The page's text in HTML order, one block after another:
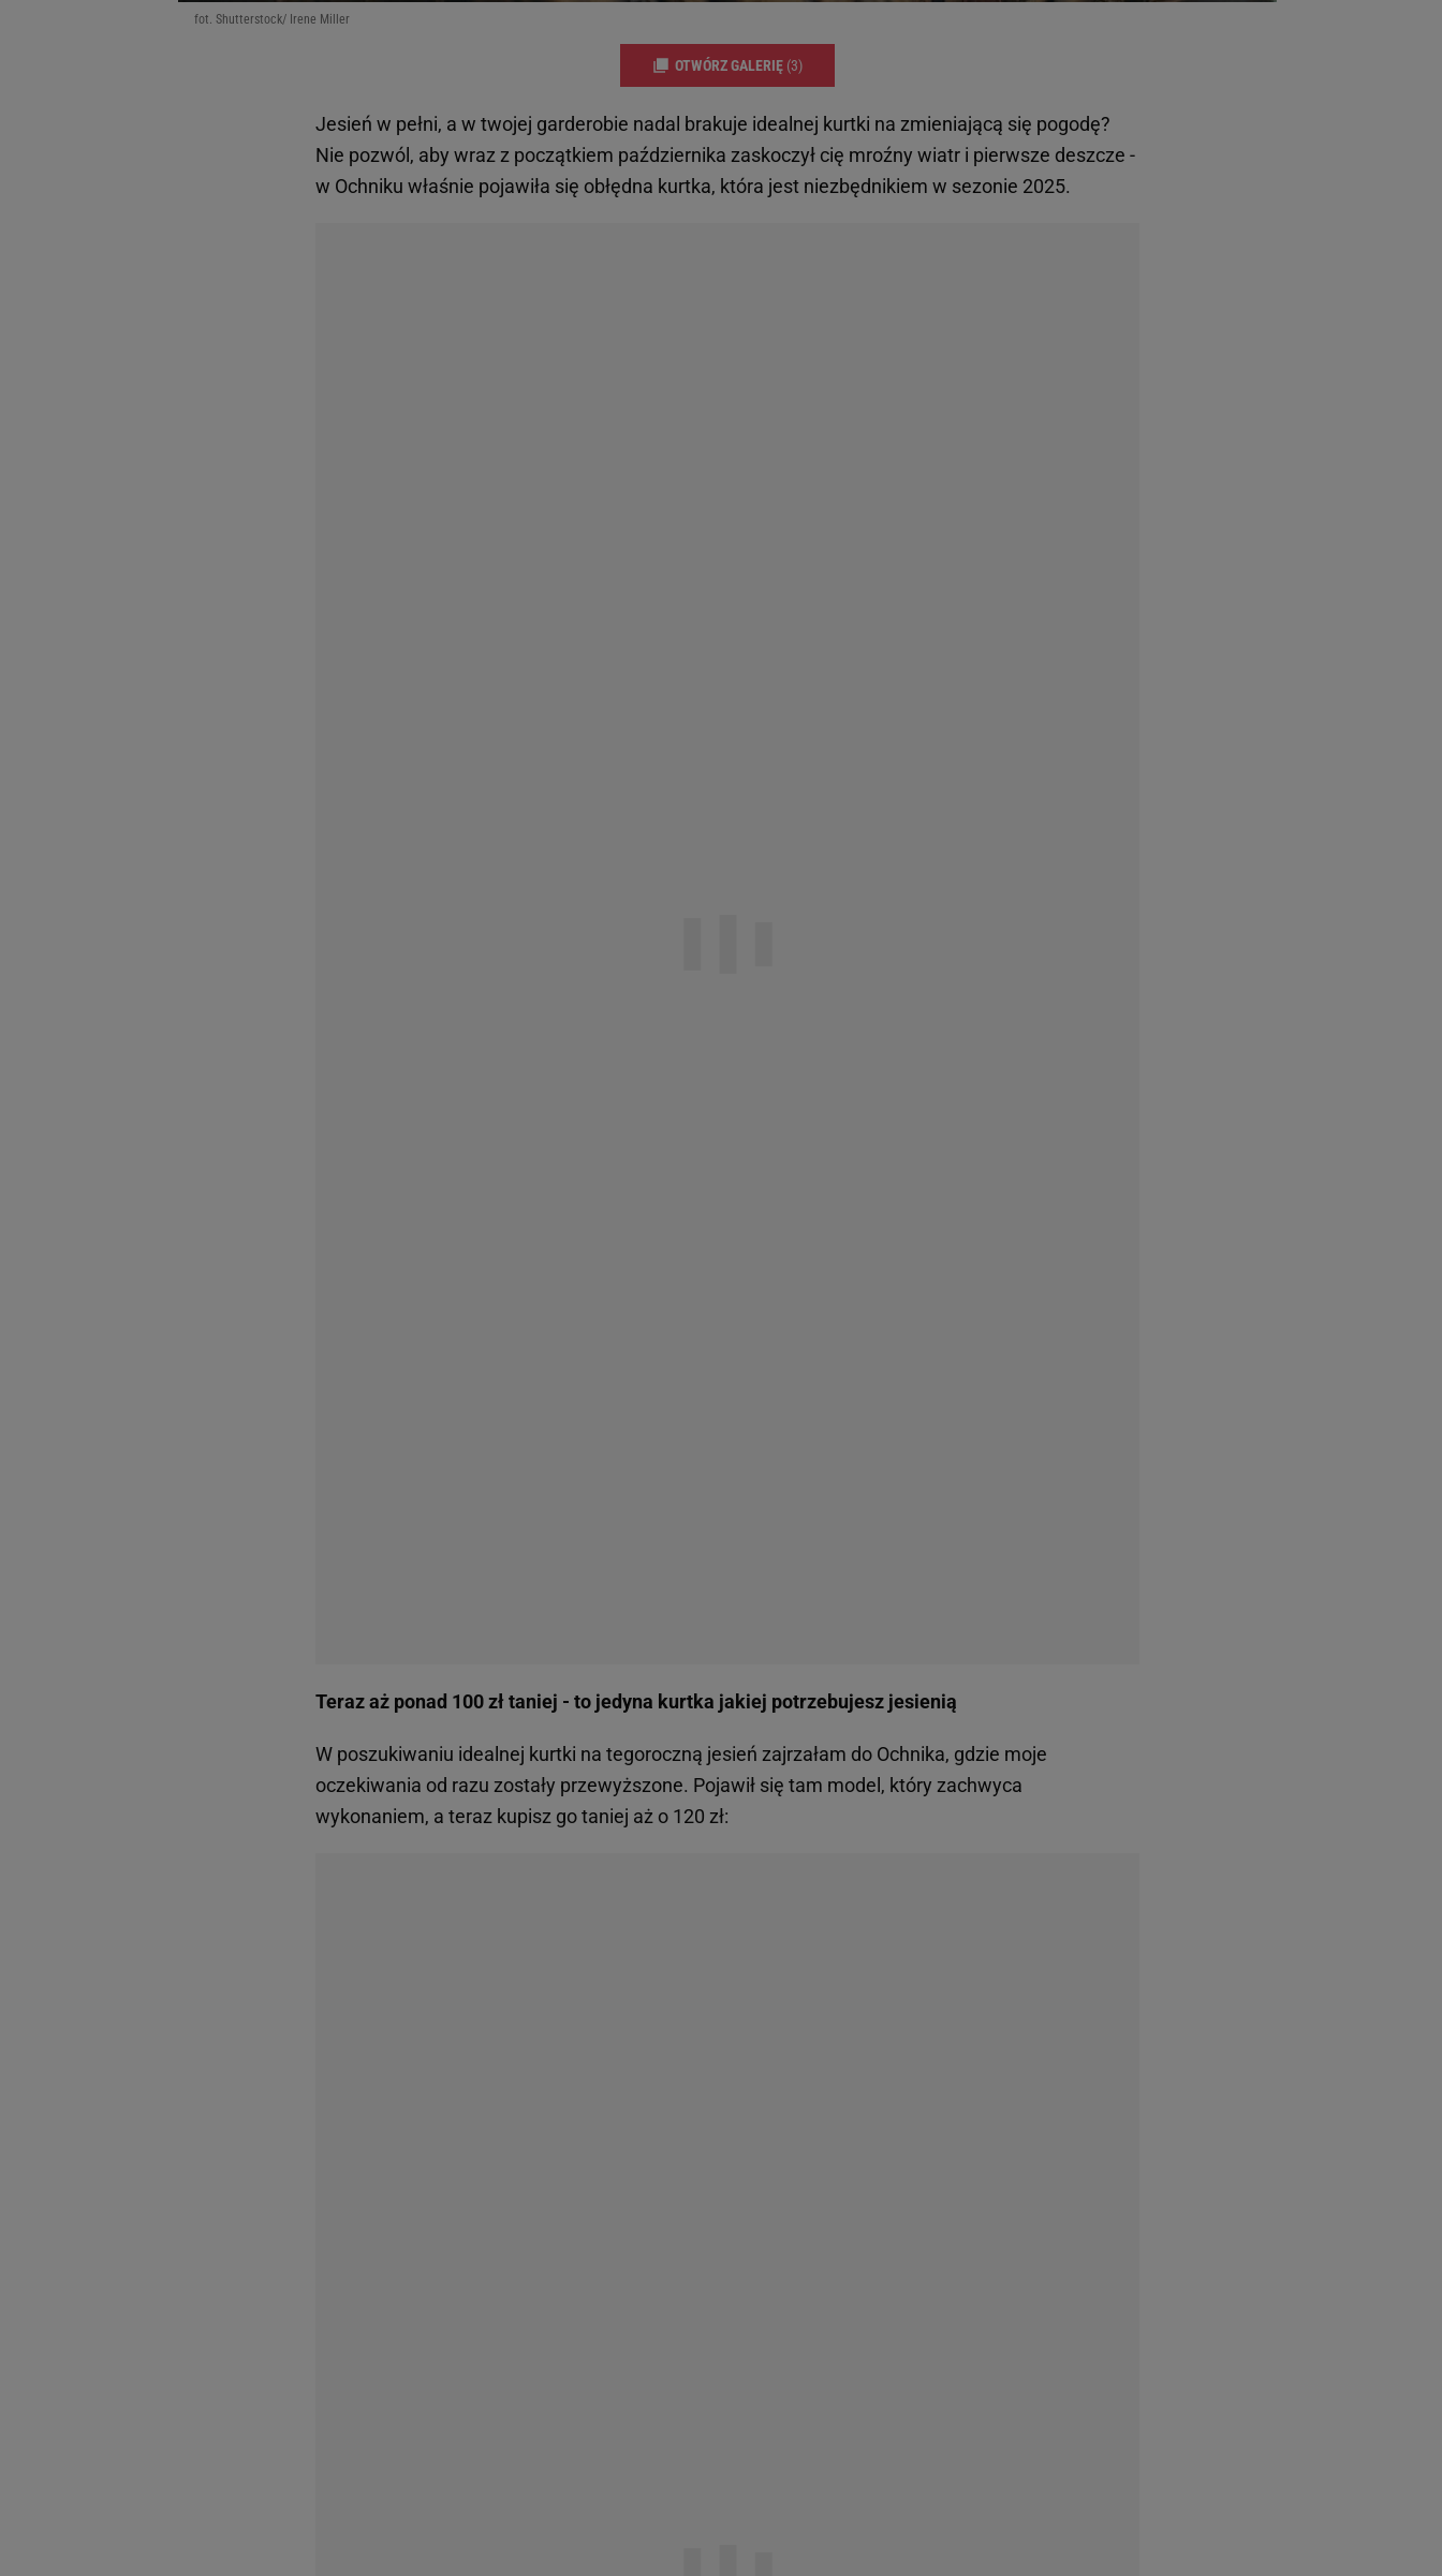
fot. Shutterstock/ Irene Miller
OTWÓRZ GALERIĘ (3)
Jesień w pełni, a w twojej garderobie nadal brakuje idealnej kurtki na zmieniającą się pogodę?
Nie pozwól, aby wraz z początkiem października zaskoczył cię mroźny wiatr i pierwsze deszcze -
w Ochniku właśnie pojawiła się obłędna kurtka, która jest niezbędnikiem w sezonie 2025.
Teraz aż ponad 100 zł taniej - to jedyna kurtka jakiej potrzebujesz jesienią
W poszukiwaniu idealnej kurtki na tegoroczną jesień zajrzałam do Ochnika, gdzie moje
oczekiwania od razu zostały przewyższone. Pojawił się tam model, który zachwyca
wykonaniem, a teraz kupisz go taniej aż o 120 zł: